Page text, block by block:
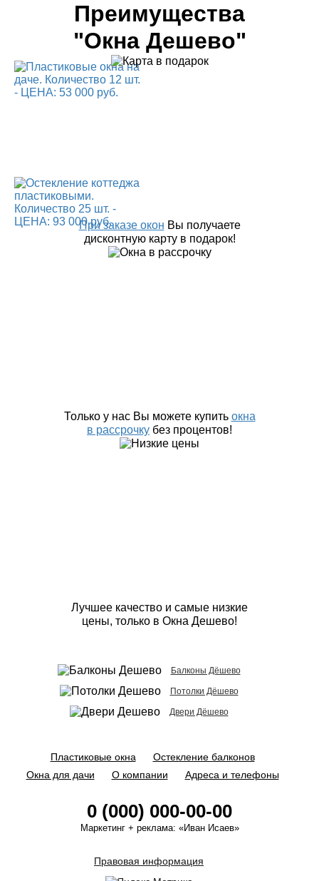
Преимущества
"Окна Дешево"
При заказе окон Вы получаете
дисконтную карту в подарок!
Только у нас Вы можете купить окна
в рассрочку без процентов!
Лучшее качество и самые низкие
цены, только в Окна Дешево!
Балконы Дёшево
Потолки Дёшево
Двери Дёшево
Пластиковые окна
Остекление балконов
Окна для дачи
О компании Адреса и телефоны
0 (000) 000-00-00
Маркетинг + реклама: «Иван Исаев»
Правовая информация